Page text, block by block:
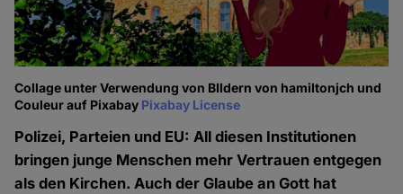
Collage unter Verwendung von BIldern von hamiltonjch und
Couleur auf Pixabay Pixabay License
Polizei, Parteien und EU: All diesen Institutionen
bringen junge Menschen mehr Vertrauen entgegen
als den Kirchen. Auch der Glaube an Gott hat